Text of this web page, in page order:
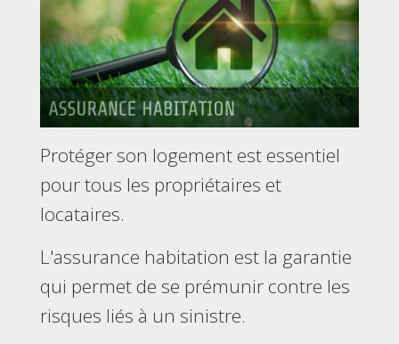
Protéger son logement est essentiel
pour tous les propriétaires et
locataires.
L'assurance habitation est la garantie
qui permet de se prémunir contre les
risques liés à un sinistre.